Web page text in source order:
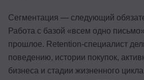
Сегментация — следующий
Работа с базой «всем одно
прошлое. Retention-специалист
поведению, истории покупок,
бизнеса и стадии жизненного